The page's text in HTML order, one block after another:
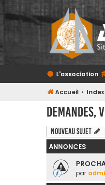
L'association
Accueil
Demandes,
Nouveau sujet
ANNONCES
par